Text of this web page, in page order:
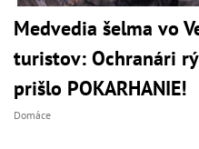
Medvedia šelma vo
turistov: Ochranári
prišlo POKARHANIE!
Domáce